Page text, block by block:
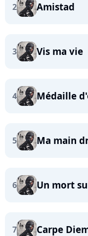
2 Amistad
3 Vis ma vie
4 Médaille
5 Ma main
6 Un mort
7 Carpe